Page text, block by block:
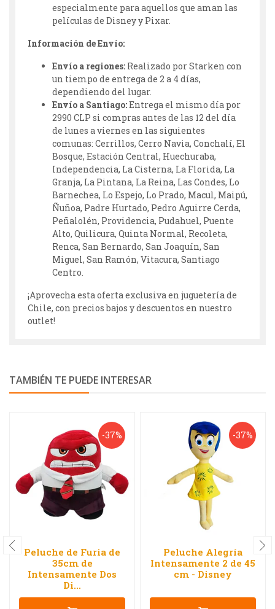
especialmente para aquellos que aman las
películas de Disney y Pixar.
Información de Envío:
Envío a regiones: Realizado por Starken con
un tiempo de entrega de 2 a 4 días,
dependiendo del lugar.
Envío a Santiago:Entrega el mismo día por
2990 CLP si compras antes de las 12 del día
de lunes a viernes en las siguientes
comunas: Cerrillos, Cerro Navia, Conchalí, El
Bosque, Estación Central, Huechuraba,
Independencia, La Cisterna, La Florida, La
Granja, La Pintana, La Reina, Las Condes, Lo
Barnechea, Lo Espejo, Lo Prado, Macul, Maipú,
Ñuñoa, Padre Hurtado, Pedro Aguirre Cerda,
Peñalolén, Providencia, Pudahuel, Puente
Alto, Quilicura, Quinta Normal, Recoleta,
Renca, San Bernardo, San Joaquín, San
Miguel, San Ramón, Vitacura, Santiago
Centro.
¡Aprovecha esta oferta exclusiva en juguetería de
Chile, con precios bajos y descuentos en nuestro
outlet!
TAMBIÉN TE PUEDE INTERESAR
-37%
Peluche de Furia de
35cm de
Intensamente Dos
Di...
-37%
Peluche Alegría
Intensamente 2 de 45
cm - Disney